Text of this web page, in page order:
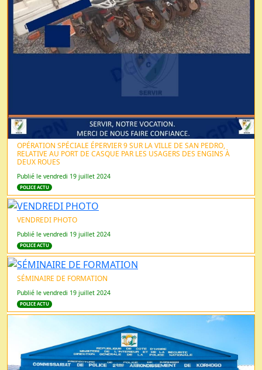
OPÉRATION SPÉCIALE ÉPERVIER 9 SUR LA VILLE DE SAN PEDRO,
RELATIVE AU PORT DE CASQUE PAR LES USAGERS DES ENGINS À
DEUX ROUES
Publié le vendredi 19 juillet 2024
POLICE ACTU
VENDREDI PHOTO
Publié le vendredi 19 juillet 2024
POLICE ACTU
SÉMINAIRE DE FORMATION
Publié le vendredi 19 juillet 2024
POLICE ACTU